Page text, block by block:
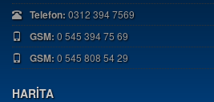
Telefon:0312 394 7569
GSM:0 545 394 75 69
GSM:0 545 808 54 29
HARİTA